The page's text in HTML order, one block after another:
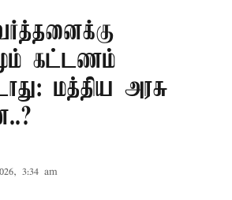
கட்டணம்
மத்திய அரசு
3:34 am